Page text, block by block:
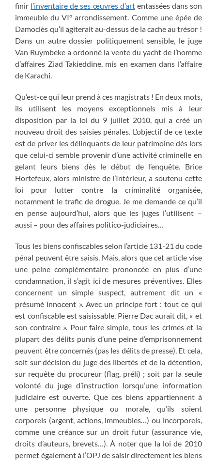
finir l’inventaire de ses œuvres d’artentassées dans son
immeuble du VI° arrondissement. Comme une épée de
Damoclès qu’il agiterait au-dessus de la cache au trésor !
Dans un autre dossier politiquement sensible, le juge
Van Ruymbeke a ordonné la vente du yacht de l’homme
d’affaires Ziad Takieddine, mis en examen dans l’affaire
de Karachi.
Qu’est-ce qui leur prend à ces magistrats ! En deux mots,
ils utilisent les moyens exceptionnels mis à leur
disposition par la loi du 9 juillet 2010, qui a créé un
nouveau droit des saisies pénales. L’objectif de ce texte
est de priver les délinquants de leur patrimoine dès lors
que celui-ci semble provenir d’une activité criminelle en
gelant leurs biens dès le début de l’enquête. Brice
Hortefeux, alors ministre de l’Intérieur, a soutenu cette
loi pour lutter contre la criminalité organisée,
notamment le trafic de drogue. Je me demande ce qu’il
en pense aujourd’hui, alors que les juges l’utilisent –
aussi – pour des affaires politico-judiciaires…
Tous les biens confiscables selon l’article 131-21 du code
pénal peuvent être saisis. Mais, alors que cet article vise
une peine complémentaire prononcée en plus d’une
condamnation, il s’agit ici de mesures préventives. Elles
concernent un simple suspect, autrement dit un «
présumé innocent ». Avec un principe fort : tout ce qui
est confiscable est saisissable. Pierre Dac aurait dit, « et
son contraire ». Pour faire simple, tous les crimes et la
plupart des délits punis d’une peine d’emprisonnement
peuvent être concernés (pas les délits de presse). Et cela,
soit sur décision du juge des libertés et de la détention,
sur requête du procureur (flag, préli) ; soit par la seule
volonté du juge d’instruction lorsqu’une information
judiciaire est ouverte. Que ces biens appartiennent à
une personne physique ou morale, qu’ils soient
corporels (argent, actions, immeubles…) ou incorporels,
comme une créance sur un droit futur (assurance vie,
droits d’auteurs, brevets…). À noter que la loi de 2010
permet également à l’OPJ de saisir directement les biens